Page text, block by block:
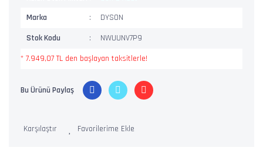
Marka
DYSON
Stok Kodu
NWUUNV7P9
* 7.949,07 TL den başlayan taksitlerle!
Bu Ürünü Paylaş
Karşılaştır